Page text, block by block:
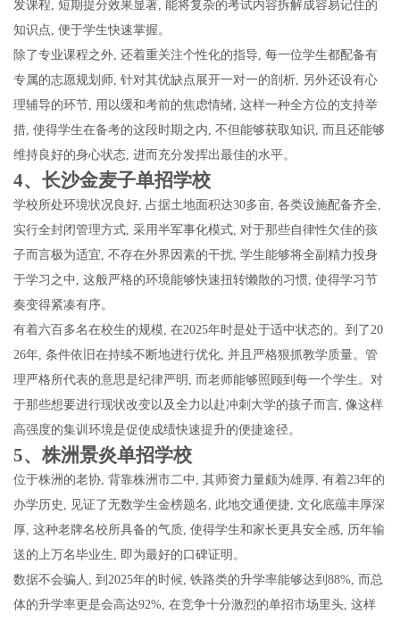
发课程, 短期提分效果显著, 能将复杂的考试内容拆解成容易记住的
知识点, 便于学生快速掌握。
除了专业课程之外, 还着重关注个性化的指导, 每一位学生都配备有
专属的志愿规划师, 针对其优缺点展开一对一的剖析, 另外还设有心
理辅导的环节, 用以缓和考前的焦虑情绪, 这样一种全方位的支持举
措, 使得学生在备考的这段时期之内, 不但能够获取知识, 而且还能够
维持良好的身心状态, 进而充分发挥出最佳的水平。
4、长沙金麦子单招学校
学校所处环境状况良好, 占据土地面积达30多亩, 各类设施配备齐全,
实行全封闭管理方式, 采用半军事化模式, 对于那些自律性欠佳的孩
子而言极为适宜, 不存在外界因素的干扰, 学生能够将全副精力投身
于学习之中, 这般严格的环境能够快速扭转懒散的习惯, 使得学习节
奏变得紧凑有序。
有着六百多名在校生的规模, 在2025年时是处于适中状态的。到了20
26年, 条件依旧在持续不断地进行优化, 并且严格狠抓教学质量。管
理严格所代表的意思是纪律严明, 而老师能够照顾到每一个学生。对
于那些想要进行现状改变以及全力以赴冲刺大学的孩子而言, 像这样
高强度的集训环境是促使成绩快速提升的便捷途径。
5、株洲景炎单招学校
位于株洲的老协, 背靠株洲市二中, 其师资力量颇为雄厚, 有着23年的
办学历史, 见证了无数学生金榜题名, 此地交通便捷, 文化底蕴丰厚深
厚, 这种老牌名校所具备的气质, 使得学生和家长更具安全感, 历年输
送的上万名毕业生, 即为最好的口碑证明。
数据不会骗人, 到2025年的时候, 铁路类的升学率能够达到88%, 而总
体的升学率更是会高达92%, 在竞争十分激烈的单招市场里头, 这样